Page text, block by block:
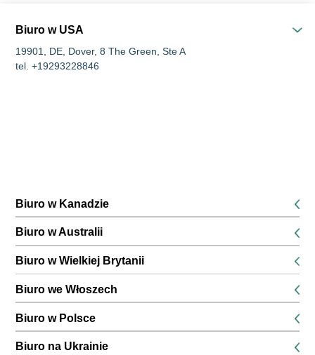
Biuro w USA
19901, DE, Dover, 8 The Green, Ste A
tel. +19293228846
Biuro w Kanadzie
K1P 5G3, Ottawa, 116 Albert Street Suites 200 & 300
tel. +16134168826
Biuro w Australii
680 World Square, poziom 45, 680 George Street, Sydney,
Nowa Południowa Walia
tel. +61291889474
Biuro w Wielkiej Brytanii
SE13 6EE, Londyn, 132 Lewisham High Street, 1. piętro
tel. +442045771988
Biuro we Włoszech
51016, PT, Montecatini Terme, przez Umbria, 8a
tel. +390550939375
Biuro w Polsce
31-231, Kraków, ul. Bociana 22
tel. +48573569455
Biuro na Ukrainie